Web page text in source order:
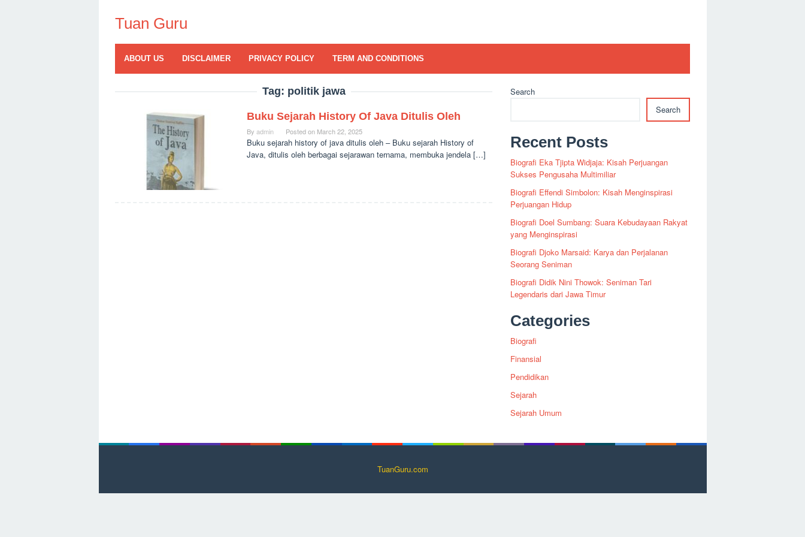
contentTuan Guru
ABOUT US DISCLAIMER PRIVACY POLICY TERM AND CONDITIONS
Tag: politik jawa
Buku Sejarah History Of Java Ditulis Oleh
By admin Posted on March 22, 2025
Buku sejarah history of java ditulis oleh – Buku sejarah History of
Java, ditulis oleh berbagai sejarawan ternama, membuka jendela […]
Search
Search
Recent Posts
Biografi Eka Tjipta Widjaja: Kisah Perjuangan
Sukses Pengusaha Multimiliar
Biografi Effendi Simbolon: Kisah Menginspirasi
Perjuangan Hidup
Biografi Doel Sumbang: Suara Kebudayaan Rakyat
yang Menginspirasi
Biografi Djoko Marsaid: Karya dan Perjalanan
Seorang Seniman
Biografi Didik Nini Thowok: Seniman Tari
Legendaris dari Jawa Timur
Categories
Biografi
Finansial
Pendidikan
Sejarah
Sejarah Umum
TuanGuru.com